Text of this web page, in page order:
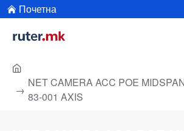
Почетна
NET CAMERA ACC POE
83-001 AXIS